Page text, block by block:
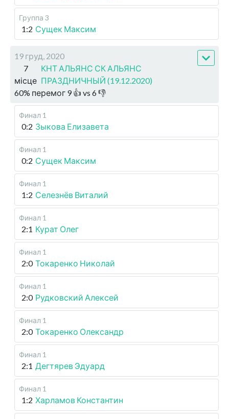
Группа 3
1:2 Сущек Максим
19 груд, 2020
7
місце
КНТ АЛЬЯНС СК АЛЬЯНС
ПРАЗДНИЧНЫЙ (19.12.2020)
60% перемог 9👍 vs 6👎
Финал 1
0:2 Зыкова Елизавета
Финал 1
0:2 Сущек Максим
Финал 1
1:2 Селезнёв Виталий
Финал 1
2:1 Курат Олег
Финал 1
2:0 Токаренко Николай
Финал 1
2:0 Рудковский Алексей
Финал 1
2:0 Токаренко Олександр
Финал 1
2:1 Дегтярев Эдуард
Финал 1
1:2 Харламов Константин